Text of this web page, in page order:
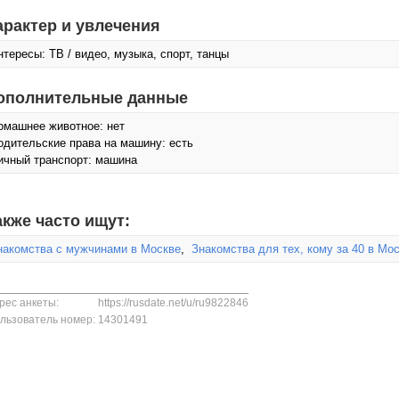
и увлечения
ТВ / видео, музыка, спорт, танцы
данные
животное: нет
права на машину: есть
транспорт: машина
часто ищут:
с мужчинами в Москве, Знакомства для тех, кому за 40 в
анкеты:
https://rusdate.net/u/ru9822846
номер: 14301491